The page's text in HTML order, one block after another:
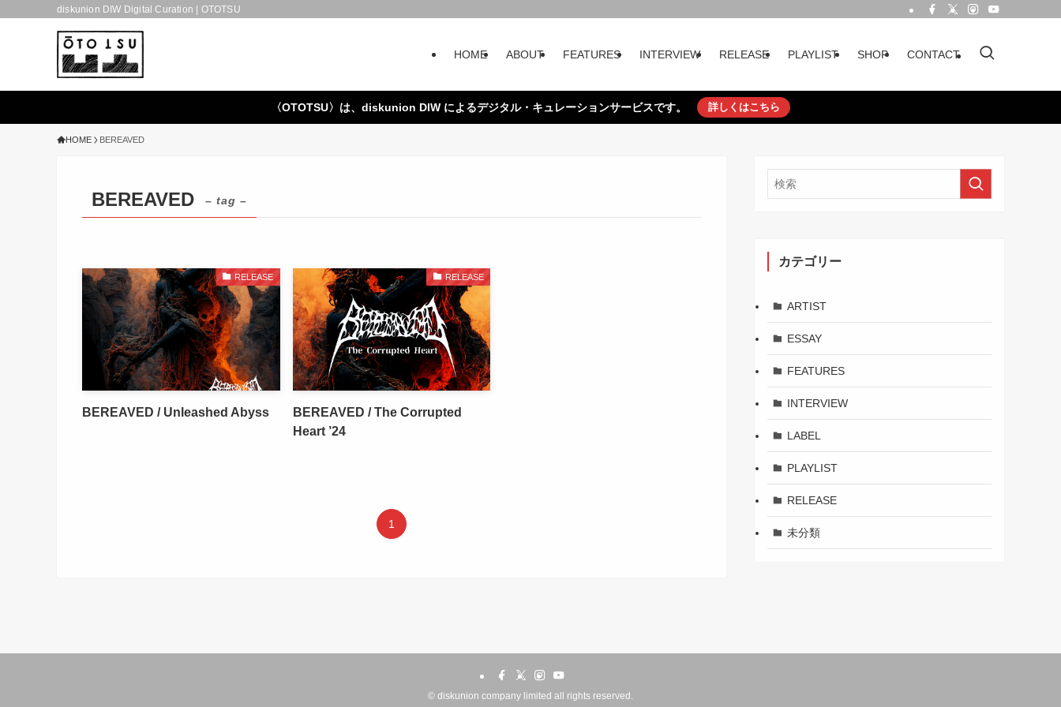
diskunion DIW Digital Curation | OTOTSU
HOME ABOUT FEATURES INTERVIEW RELEASE PLAYLIST SHOP CONTACT
〈OTOTSU〉は、diskunion DIW によるデジタル・キュレーションサービスです。 詳しくはこちら
HOME BEREAVED
BEREAVED – tag –
RELEASE
BEREAVED / Unleashed Abyss
RELEASE
BEREAVED / The Corrupted
Heart ’24
1
カテゴリー
ARTIST
ESSAY
FEATURES
INTERVIEW
LABEL
PLAYLIST
RELEASE
未分類
© diskunion company limited all rights reserved.